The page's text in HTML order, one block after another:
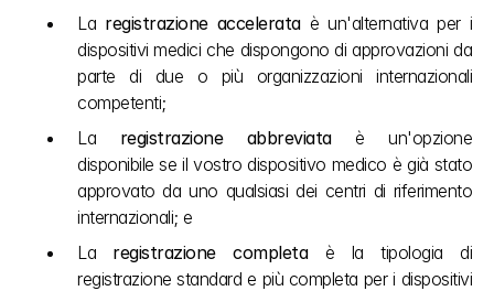
La registrazione accelerata è un'alternativa per i
dispositivi medici che dispongono di approvazioni da
parte di due o più organizzazioni internazionali
competenti;
La registrazione abbreviata è un'opzione
disponibile se il vostro dispositivo medico è già stato
approvato da uno qualsiasi dei centri di riferimento
internazionali; e
La registrazione completa è la tipologia di
registrazione standard e più completa per i dispositivi